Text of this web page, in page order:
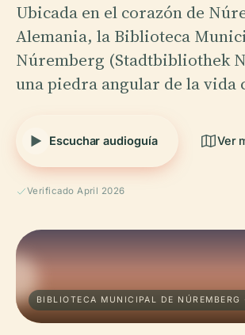
Ubicada en el corazón de
Alemania, la Biblioteca
Núremberg (Stadtbibliothek
una piedra angular de la vida
Escuchar audioguía Ver
Verificado April 2026
BIBLIOTECA MUNICIPAL DE NÚREMBERG